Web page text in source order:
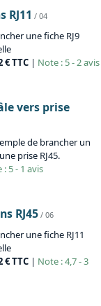
RJ11 / 04
une fiche RJ9
€ TTC | Note : 5 - 2 avis
vers prise
de brancher un
prise RJ45.
: 5 - 1 avis
RJ45 / 06
une fiche RJ11
€ TTC | Note : 4,7 - 3